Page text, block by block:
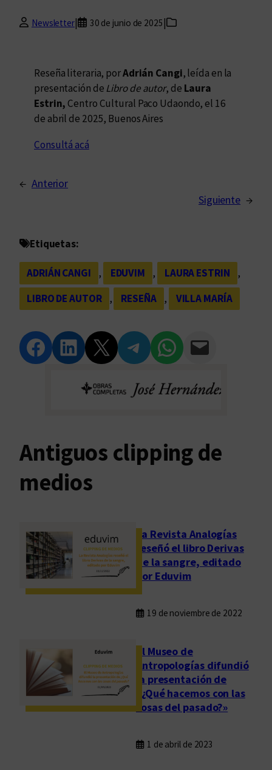
Newsletter| 30 de junio de 2025 |
Reseña literaria, porAdrián Cangi, leída en la
presentación deLibro de autor, de Laura
Estrin, Centro Cultural Paco Udaondo, el 16
de abril de 2025, Buenos Aires
Consultá acá
← Anterior
Siguiente →
Etiquetas:
ADRIÁN CANGI , EDUVIM , LAURA ESTRIN
,
LIBRO DE AUTOR
, RESEÑA , VILLA MARÍA
Compartir en Facebook Compartir en LinkedIn Compartir en Twitter Compartir en Telegram Compartir en WhatsApp Compartir vía Email
Antiguos clipping de
medios
La Revista Analogías
reseñó el libro Derivas
de la sangre, editado
por Eduvim
19 de noviembre de 2022
El Museo de
Antropologías difundió
la presentación de
«¿Qué hacemos con las
cosas del pasado?»
1 de abril de 2023